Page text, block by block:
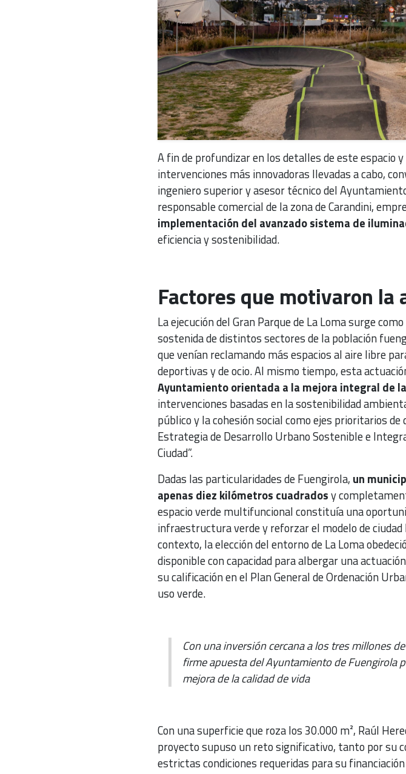
A fin de profundizar en los detalles de este espacio
intervenciones más innovadoras llevadas a cabo,
ingeniero superior y asesor técnico del
responsable comercial de la zona de Carandini,
implementación del avanzado sistema de
eficiencia y sostenibilidad.
Factores que motivaron la
La ejecución del Gran Parque de La Loma surge
sostenida de distintos sectores de la población
que venían reclamando más espacios al aire libre
deportivas y de ocio. Al mismo tiempo, esta
Ayuntamiento orientada a la mejora integral de
intervenciones basadas en la sostenibilidad
público y la cohesión social como ejes prioritarios
Estrategia de Desarrollo Urbano Sostenible e
Ciudad”.
Dadas las particularidades de Fuengirola, un
apenas diez kilómetros cuadradosy
espacio verde multifuncional constituía una
infraestructura verde y reforzar el modelo de
contexto, la elección del entorno de La Loma
disponible con capacidad para albergar una
su calificación en el Plan General de Ordenación
uso verde.
Con una inversión cercana a los tres millones
firme apuesta del Ayuntamiento de Fuengirola
mejora de la calidad de vida
Con una superficie que roza los 30.000 m², Raúl
proyecto supuso un reto significativo, tanto por su
estrictas condiciones requeridas para su